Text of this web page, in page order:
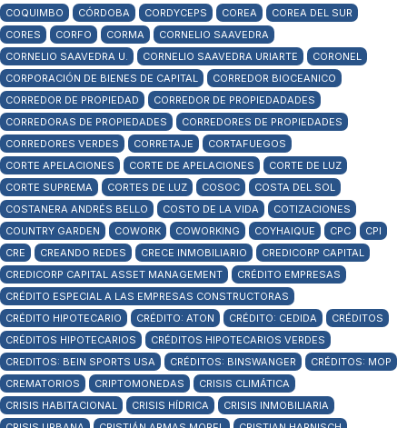
COQUIMBO
CÓRDOBA CORDYCEPS COREA
COREA DEL SUR
CORES
CORFO CORMA
CORNELIO SAAVEDRA
CORNELIO SAAVEDRA U.
CORNELIO SAAVEDRA URIARTE
CORONEL
CORPORACIÓN DE BIENES DE CAPITAL
CORREDOR BIOCEANICO
CORREDOR DE PROPIEDAD
CORREDOR DE PROPIEDADADES
CORREDORAS DE PROPIEDADES
CORREDORES DE PROPIEDADES
CORREDORES VERDES
CORRETAJE
CORTAFUEGOS
CORTE APELACIONES
CORTE DE APELACIONES
CORTE DE LUZ
CORTE SUPREMA
CORTES DE LUZ COSOC
COSTA DEL SOL
COSTANERA ANDRÉS BELLO
COSTO DE LA VIDA
COTIZACIONES
COUNTRY GARDEN
COWORK COWORKING COYHAIQUE CPC
CPI
CRE
CREANDO REDES CRECE INMOBILIARIO
CREDICORP CAPITAL
CREDICORP CAPITAL ASSET MANAGEMENT
CRÉDITO EMPRESAS
CRÉDITO ESPECIAL A LAS EMPRESAS CONSTRUCTORAS
CRÉDITO HIPOTECARIO
CRÉDITO: ATON CRÉDITO: CEDIDA
CRÉDITOS
CRÉDITOS HIPOTECARIOS
CRÉDITOS HIPOTECARIOS VERDES
CREDITOS: BEIN SPORTS USA
CRÉDITOS: BINSWANGER
CRÉDITOS: MOP
CREMATORIOS
CRIPTOMONEDAS
CRISIS CLIMÁTICA
CRISIS HABITACIONAL
CRISIS HÍDRICA
CRISIS INMOBILIARIA